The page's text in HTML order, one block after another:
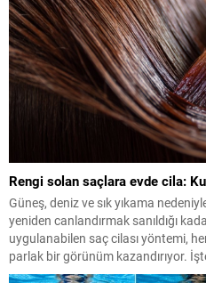
Rengi solan saçlara evde cila:
Güneş, deniz ve sık yıkama
yeniden canlandırmak sanıldığı
uygulanabilen saç cilası yöntemi,
parlak bir görünüm kazandırıyor.
saç cilası uygulaması…